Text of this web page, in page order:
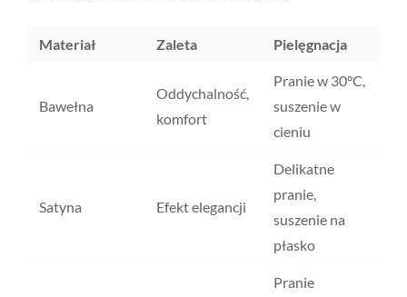
Materiał Zaleta Pielęgnacja
Bawełna
Oddychalność,
komfort
Pranie w 30°C,
suszenie w
cieniu
Satyna Efekt elegancji
Delikatne
pranie,
suszenie na
płasko
Pranie